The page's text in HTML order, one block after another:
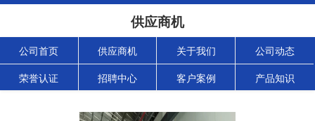
供应商机
公司首页 供应商机 关于我们 公司动态
荣誉认证 招聘中心 客户案例 产品知识